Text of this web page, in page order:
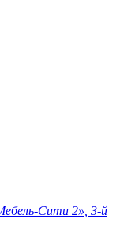
Сити 2», 3-й